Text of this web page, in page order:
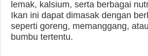
lemak, kalsium, serta berbagai
Ikan ini dapat dimasak dengan
seperti goreng, memanggang,
bumbu tertentu.